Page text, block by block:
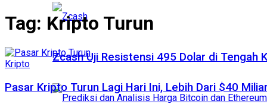
Zcash Uji Resistensi 495 Dolar di Tengah
Tag: Kripto Turun
Kripto
Pasar Kripto Turun Lagi Hari Ini, Lebih Dari $40